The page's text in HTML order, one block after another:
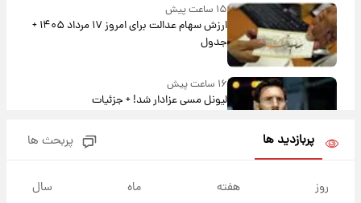
۱۵ ساعت پیش
ارزش سهام عدالت برای امروز ۱۷ مرداد ۱۴۰۵ +
جدول
۱۶ ساعت پیش
لیونل مسی عزادار شد! + جزئیات
جهانی در آمریکا + فیلم
پربازدید ها پربحث ها
روز هفته ماه سال